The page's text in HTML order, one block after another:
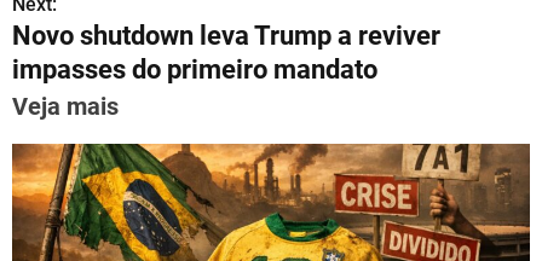
p
p
m o
o
n
t
n
a
v
i
Novo shutdown leva Trump a reviver
impasses do primeiro mandato
Veja mais